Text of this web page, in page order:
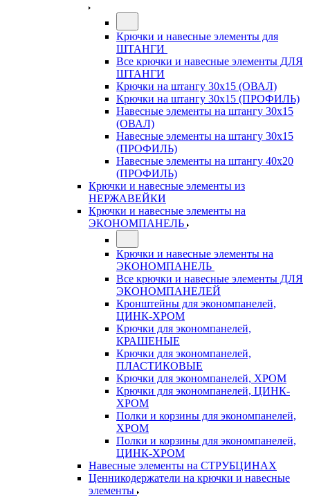
Крючки и навесные элементы для
ШТАНГИ
Все крючки и навесные элементы ДЛЯ
ШТАНГИ
Крючки на штангу 30х15 (ОВАЛ)
Крючки на штангу 30х15 (ПРОФИЛЬ)
Навесные элементы на штангу 30х15
(ОВАЛ)
Навесные элементы на штангу 30х15
(ПРОФИЛЬ)
Навесные элементы на штангу 40х20
(ПРОФИЛЬ)
Крючки и навесные элементы из
НЕРЖАВЕЙКИ
Крючки и навесные элементы на
ЭКОНОМПАНЕЛЬ
Крючки и навесные элементы на
ЭКОНОМПАНЕЛЬ
Все крючки и навесные элементы ДЛЯ
ЭКОНОМПАНЕЛЕЙ
Кронштейны для экономпанелей,
ЦИНК-ХРОМ
Крючки для экономпанелей,
КРАШЕНЫЕ
Крючки для экономпанелей,
ПЛАСТИКОВЫЕ
Крючки для экономпанелей, ХРОМ
Крючки для экономпанелей, ЦИНК-
ХРОМ
Полки и корзины для экономпанелей,
ХРОМ
Полки и корзины для экономпанелей,
ЦИНК-ХРОМ
Навесные элементы на СТРУБЦИНАХ
Ценникодержатели на крючки и навесные
элементы